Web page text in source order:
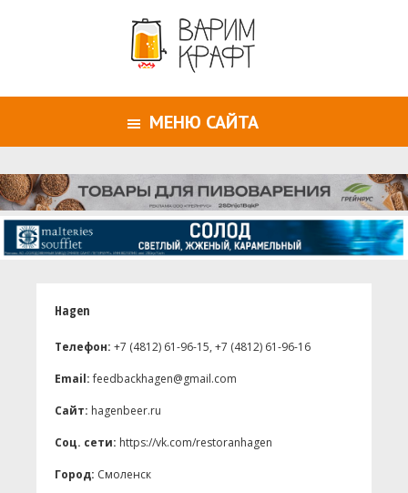
МЕНЮ САЙТА
Hagen
Телефон: +7 (4812) 61-96-15, +7 (4812) 61-96-16
Email:feedbackhagen@gmail.com
Сайт: hagenbeer.ru
Соц. сети: https://vk.com/restoranhagen
Город: Смоленск